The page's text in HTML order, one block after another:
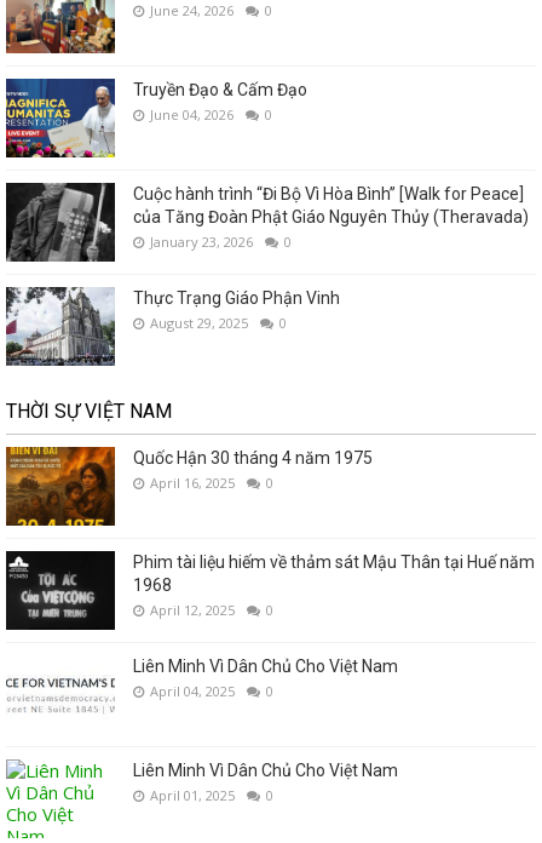
June 24, 2026 0
Truyền Đạo & Cấm Đạo
June 04, 2026 0
Cuộc hành trình “Đi Bộ Vì Hòa Bình” [Walk for Peace]
của Tăng Đoàn Phật Giáo Nguyên Thủy (Theravada)
January 23, 2026 0
Thực Trạng Giáo Phận Vinh
August 29, 2025 0
THỜI SỰ VIỆT NAM
Quốc Hận 30 tháng 4 năm 1975
April 16, 2025 0
Phim tài liệu hiếm về thảm sát Mậu Thân tại Huế năm
1968
April 12, 2025 0
Liên Minh Vì Dân Chủ Cho Việt Nam
April 04, 2025 0
Liên Minh Vì Dân Chủ Cho Việt Nam
April 01, 2025 0